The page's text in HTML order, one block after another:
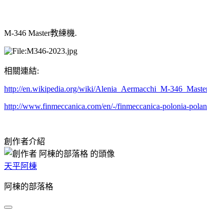
M-346 Master教練機.
相關連結:
http://en.wikipedia.org/wiki/Alenia_Aermacchi_M-
http://www.finmeccanica.com/en/-/finmeccanica-polonia-
創作者介紹
天平阿棟
阿棟的部落格